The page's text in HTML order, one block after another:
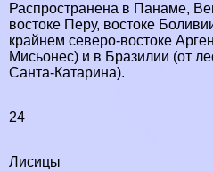
Распространена в Панаме,
востоке Перу, востоке
крайнем северо-востоке
Мисьонес) и в Бразилии (от
Санта-Катарина).
24
Лисицы